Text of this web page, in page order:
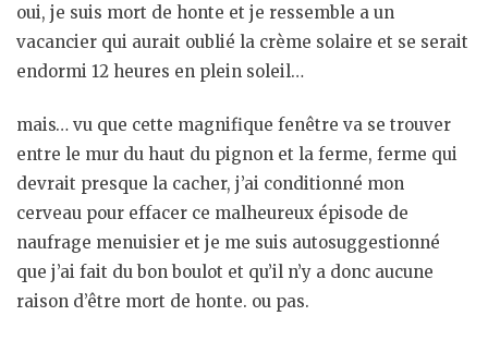
oui, je suis mort de honte et je ressemble a un
vacancier qui aurait oublié la crème solaire et se serait
endormi 12 heures en plein soleil…
mais… vu que cette magnifique fenêtre va se trouver
entre le mur du haut du pignon et la ferme, ferme qui
devrait presque la cacher, j’ai conditionné mon
cerveau pour effacer ce malheureux épisode de
naufrage menuisier et je me suis autosuggestionné
que j’ai fait du bon boulot et qu’il n’y a donc aucune
raison d’être mort de honte. ou pas.